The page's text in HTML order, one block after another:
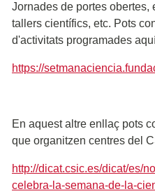
Jornades de portes obertes,
tallers científics, etc. Pots
d'activitats programades
https://
En aquest altre enllaç pots
que organitzen centres del
http://dicat.csic.es/dicat/es/
celebra-la-semana-de-la-